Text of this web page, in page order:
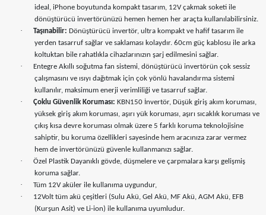
ideal, iPhone boyutunda kompakt tasarım, 12V çakmak soketi ile
dönüştürücü invertörünüzü hemen hemen her araçta kullanılabilirsiniz.
· Taşınabilir: Dönüştürücü invertör, ultra kompakt ve hafif tasarım ile
yerden tasarruf sağlar ve saklaması kolaydır. 60cm güç kablosu ile arka
koltuktan bile rahatlıkla cihazlarınızın şarj edilmesini sağlar.
·
Entegre Akıllı soğutma fan sistemi, dönüştürücü invertörün çok sessiz
çalışmasını ve ısıyı dağıtmak için çok yönlü havalandırma sistemi
kullanılır, maksimum enerji verimliliği ve tasarruf sağlar.
· Çoklu Güvenlik Koruması: KBN150 İnvertör, Düşük giriş akım koruması,
yüksek giriş akım koruması, aşırı yük koruması, aşırı sıcaklık koruması ve
çıkış kısa devre koruması olmak üzere 5 farklı koruma teknolojisine
sahiptir, bu koruma özellikleri sayesinde hem aracınıza zarar vermez
hem de invertörünüzü güvenle kullanmanızı sağlar.
·
Özel Plastik Dayanıklı gövde, düşmelere ve çarpmalara karşı gelişmiş
koruma sağlar.
· Tüm 12V aküler ile kullanıma uygundur,
·
12Volt tüm akü çeşitleri (Sulu Akü, Gel Akü, MF Akü, AGM Akü, EFB
(Kurşun Asit) ve Li-ion) ile kullanıma uyumludur.